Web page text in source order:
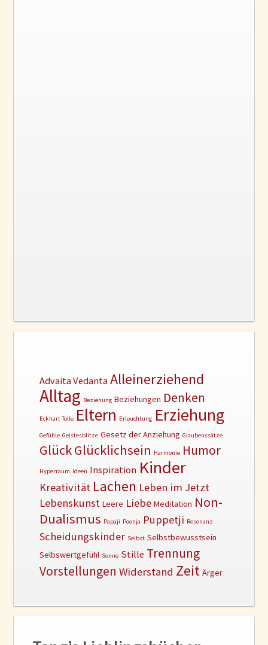
Advaita Vedanta Alleinerziehend
Alltag Beziehung Beziehungen Denken
Eckhart Tolle Eltern Erleuchtung Erziehung
Gefühle Geistesblitze Gesetz der Anziehung Glaubenssätze
GlückGlücklichsein Harmonie Humor
Hyperraum Ideen Inspiration Kinder
Kreativität Lachen Leben im Jetzt
Lebenskunst Leere Liebe Meditation Non-
Dualismus Papaji Poonja Puppetji Resonanz
Scheidungskinder Selbst Selbstbewusstsein
Selbswertgefühl Sonne Stille Trennung
Vorstellungen Widerstand Zeit Ärger